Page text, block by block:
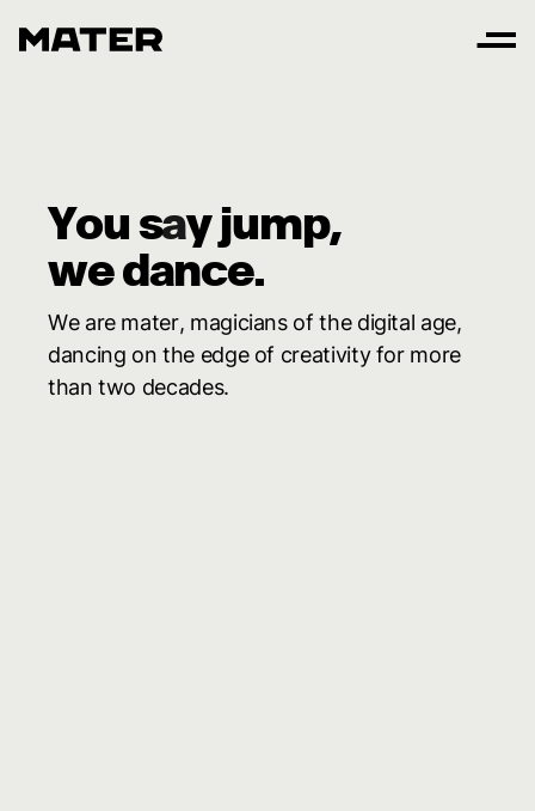
You say jump,
we dance.
We are mater, magicians of the digital age,
dancing on the edge of creativity for more
than two decades.